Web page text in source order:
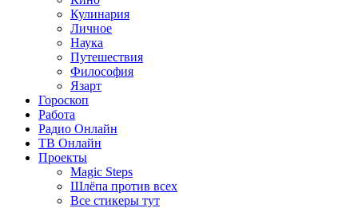
Кулинария
Личное
Наука
Путешествия
Философия
Язарт
Гороскоп
Работа
Радио Онлайн
ТВ Онлайн
Проекты
Magic Steps
Шлёпа против всех
Все стикеры тут